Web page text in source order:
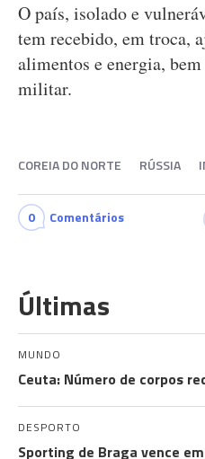
O país, isolado e
tem recebido, em troca,
alimentos e energia,
militar.
COREIA DO NORTE RÚSSIA
0 Comentários
Últimas
MUNDO
Ceuta: Número de corpos
DESPORTO
Sporting de Braga vence